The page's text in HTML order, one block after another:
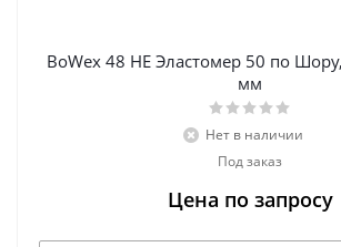
BoWex 48 НЕ Эластомер 50 по
мм
Нет в наличии
Под заказ
Цена по запросу